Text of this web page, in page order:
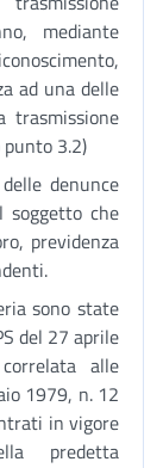
mediante
ad una delle
trasmissione
3.2)
denunce
soggetto che
previdenza
sono state
del 27 aprile
alle
1979, n. 12
in vigore
predetta